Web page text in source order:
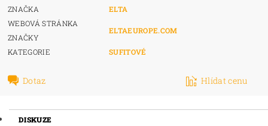
ZNAČKA
ELTA
WEBOVÁ STRÁNKA
ZNAČKY
ELTAEUROPE.COM
KATEGORIE SUFITOVÉ
Dotaz Hlídat cenu
DISKUZE